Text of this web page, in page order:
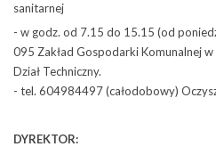
sanitarnej
- w godz. od 7.15 do 15.15 (od
095 Zakład Gospodarki Komunalnej w
Dział Techniczny.
- tel. 604984497 (całodobowy)
DYREKTOR: